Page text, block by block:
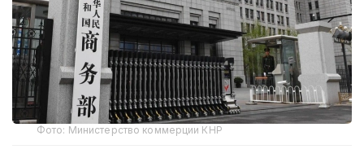
Фото: Министерство коммерции КНР